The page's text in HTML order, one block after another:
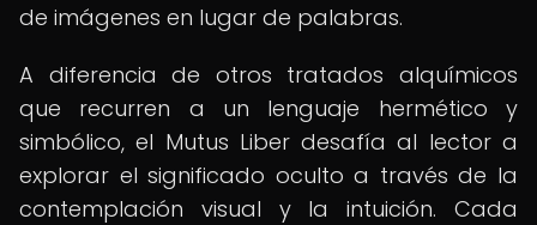
de imágenes en lugar de palabras.
A diferencia de otros tratados alquímicos
que recurren a un lenguaje hermético y
simbólico, el Mutus Liber desafía al lector a
explorar el significado oculto a través de la
contemplación visual y la intuición. Cada